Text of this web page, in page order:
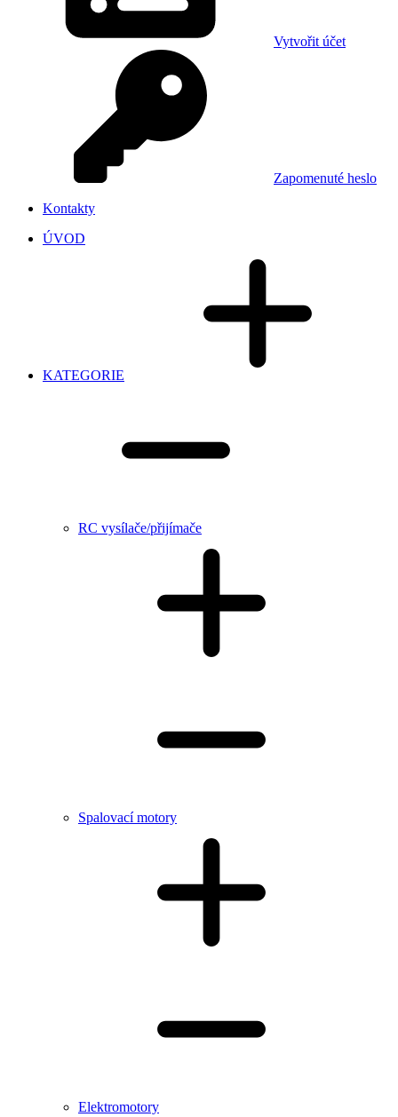
Vytvořit účet
Zapomenuté heslo
Kontakty
ÚVOD
KATEGORIE
RC vysílače/přijímače
Spalovací motory
Elektromotory